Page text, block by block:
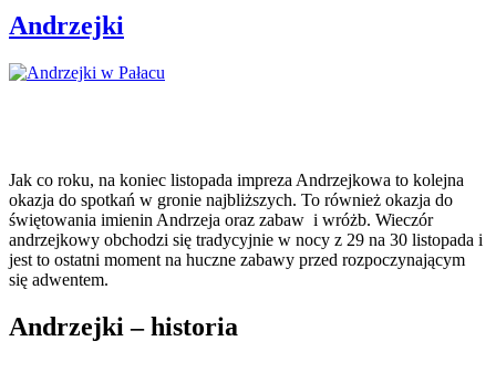
Andrzejki
Jak co roku, na koniec listopada impreza Andrzejkowa to kolejna
okazja do spotkań w gronie najbliższych. To również okazja do
świętowania imienin Andrzeja oraz zabaw i wróżb. Wieczór
andrzejkowy obchodzi się tradycyjnie w nocy z 29 na 30 listopada i
jest to ostatni moment na huczne zabawy przed rozpoczynającym
się adwentem.
Andrzejki – historia